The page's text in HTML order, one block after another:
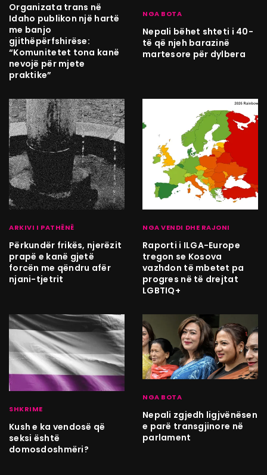
Organizata trans në
Idaho publikon një hartë
me banjo
gjithëpërfshirëse:
“Komunitetet tona kanë
nevojë për mjete
praktike”
NGA BOTA
Nepali bëhet shteti i 40-
të që njeh barazinë
martesore për dylbera
ARKIVI I PATHËNË
Përkundër frikës, njerëzit
prapë e kanë gjetë
forcën me qëndru afër
njani-tjetrit
NGA VENDI DHE RAJONI
Raporti i ILGA-Europe
tregon se Kosova
vazhdon të mbetet pa
progres në të drejtat
LGBTIQ+
SHKRIME
Kush e ka vendosë që
seksi është
domosdoshmëri?
NGA BOTA
Nepali zgjedh ligjvënësen
e parë transgjinore në
parlament